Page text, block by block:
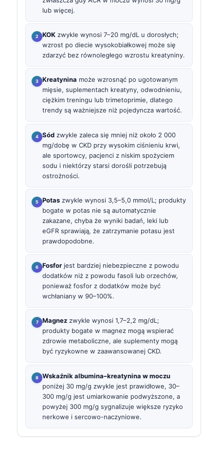
lub więcej.
KOK zwykle wynosi 7–20 mg/dL u dorosłych;
wzrost po diecie wysokobiałkowej może się
zdarzyć bez równoległego wzrostu kreatyniny.
Kreatynina może wzrosnąć po ugotowanym
mięsie, suplementach kreatyny, odwodnieniu,
ciężkim treningu lub trimetoprimie, dlatego
trendy są ważniejsze niż pojedyncza wartość.
Sód zwykle zaleca się mniej niż około 2 000
mg/dobę w CKD przy wysokim ciśnieniu krwi,
ale sportowcy, pacjenci z niskim spożyciem
sodu i niektórzy starsi dorośli potrzebują
ostrożności.
Potas zwykle wynosi 3,5–5,0 mmol/L; produkty
bogate w potas nie są automatycznie
zakazane, chyba że wyniki badań, leki lub
eGFR sprawiają, że zatrzymanie potasu jest
prawdopodobne.
Fosfor jest bardziej niebezpieczne z powodu
dodatków niż z powodu fasoli lub orzechów,
ponieważ fosfor z dodatków może być
wchłaniany w 90–100%.
Magnez zwykle wynosi 1,7–2,2 mg/dL;
produkty bogate w magnez mogą wspierać
zdrowie metaboliczne, ale suplementy mogą
być ryzykowne w zaawansowanej CKD.
Wskaźnik albumina–kreatynina w moczu
poniżej 30 mg/g zwykle jest prawidłowe, 30–
300 mg/g jest umiarkowanie podwyższone, a
powyżej 300 mg/g sygnalizuje większe ryzyko
nerkowe i sercowo-naczyniowe.